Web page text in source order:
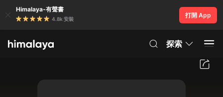
Himalaya-有聲書
4.8k 安裝
打開 App
探索